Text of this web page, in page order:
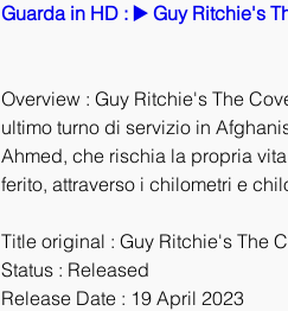
Guarda in HD : ▶️ Guy Ritchie's
Overview : Guy Ritchie's The
ultimo turno di servizio in
Ahmed, che rischia la propria
ferito, attraverso i chilometri e
Title original : Guy Ritchie's The
Status : Released
Release Date : 19 April 2023